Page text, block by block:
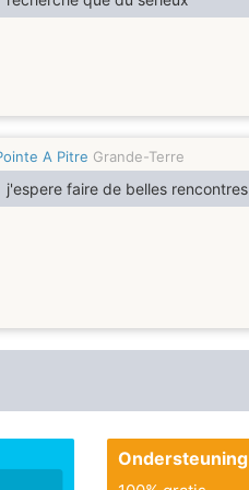
A Pitre Grande-Terre
j'espere faire de belles rencontres
Ondersteuning